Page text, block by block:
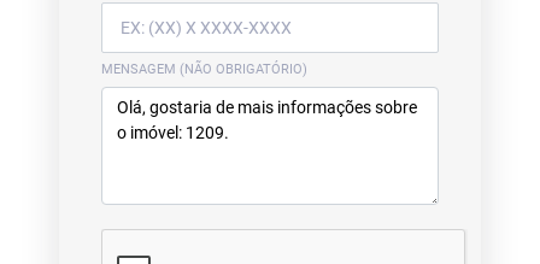
MENSAGEM (NÃO OBRIGATÓRIO)